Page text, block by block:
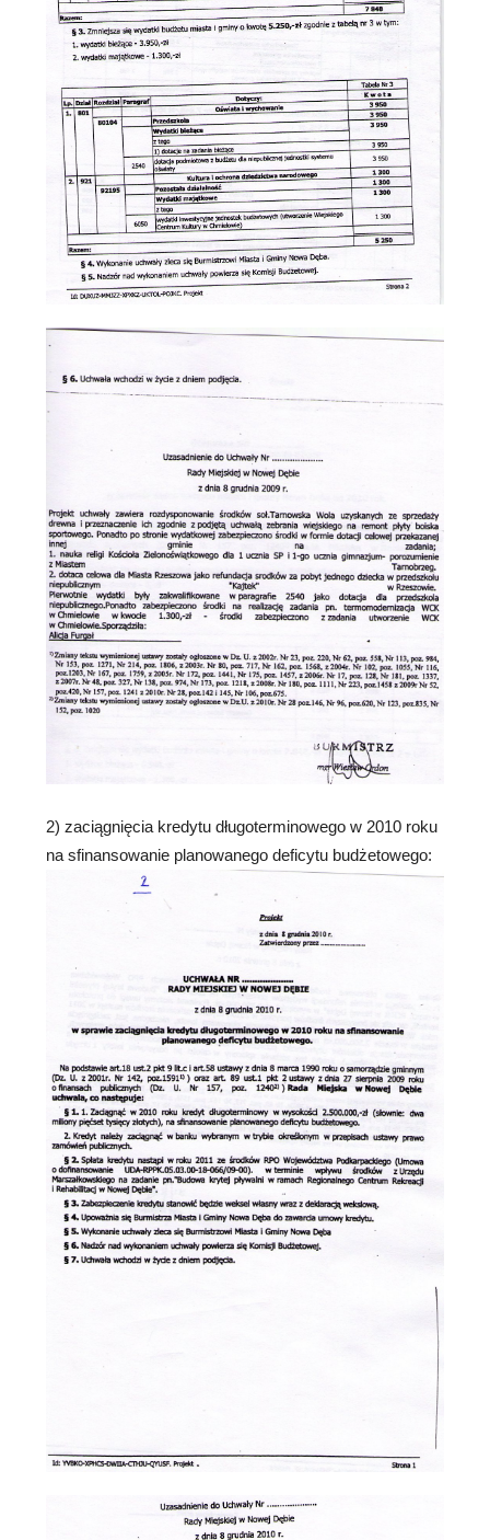
2) zaciągnięcia kredytu długoterminowego w 2010 roku
na sfinansowanie planowanego deficytu budżetowego: